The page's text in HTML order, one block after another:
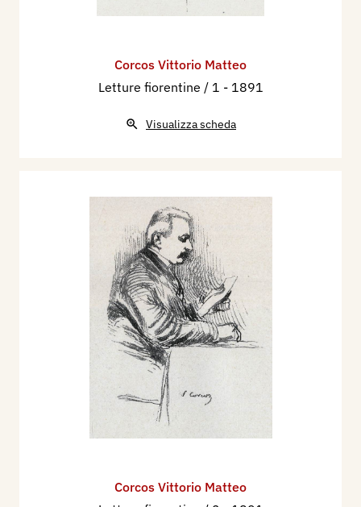
Corcos Vittorio Matteo
Letture fiorentine / 1 - 1891
Visualizza scheda
Corcos Vittorio Matteo